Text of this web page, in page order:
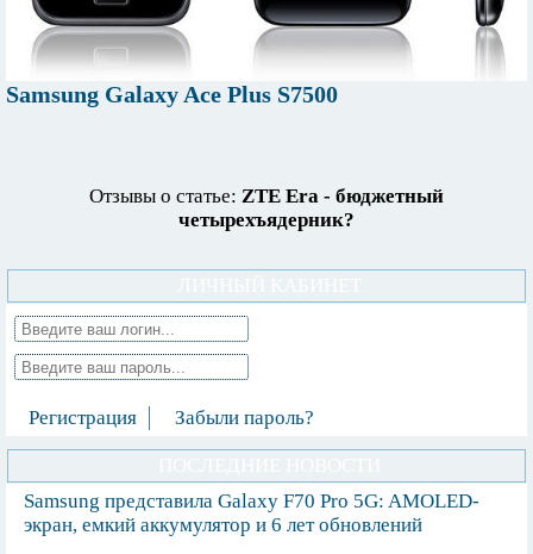
Samsung Galaxy Ace Plus S7500
Отзывы о статье: ZTE Era - бюджетный
четырехъядерник?
Регистрация Забыли пароль?
Samsung представила Galaxy F70 Pro 5G: AMOLED-
экран, емкий аккумулятор и 6 лет обновлений